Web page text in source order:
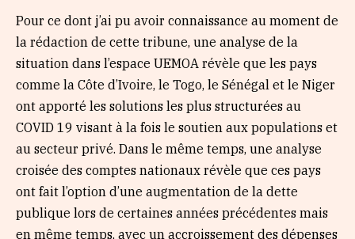
Pour ce dont j’ai pu avoir connaissance au moment de
la rédaction de cette tribune, une analyse de la
situation dans l’espace UEMOA révèle que les pays
comme la Côte d’Ivoire, le Togo, le Sénégal et le Niger
ont apporté les solutions les plus structurées au
COVID 19 visant à la fois le soutien aux populations et
au secteur privé. Dans le même temps, une analyse
croisée des comptes nationaux révèle que ces pays
ont fait l’option d’une augmentation de la dette
publique lors de certaines années précédentes mais
en même temps, avec un accroissement des dépenses